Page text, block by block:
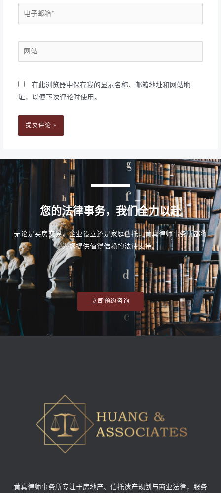
电
箱
网
站
在此浏览器中保存我的显示名称、邮箱地址和网站地
址，以便下次评论时使用。
您的法律事务，我们全力以赴
无论是买房交易、企业设立还是家庭信托，黄真律师事务所都将
为您提供值得信赖的法律支持。
立即预约咨询
黄真律师事务所专注于房地产、信托遗产规划与商业法律，服务